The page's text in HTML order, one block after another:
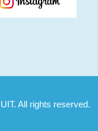
All rights reserved.